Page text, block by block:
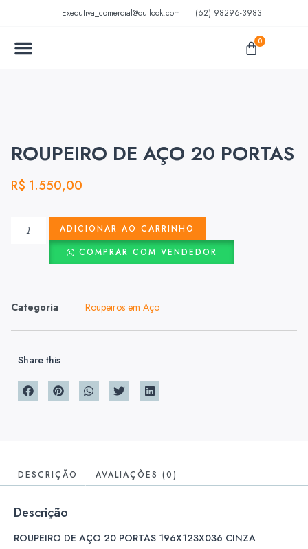
Executiva_comercial@outlook.com (62) 98296-3983
0
ROUPEIRO DE AÇO 20 PORTAS
R$ 1.550,00
ADICIONAR AO CARRINHO
COMPRAR COM VENDEDOR
Categoria Roupeiros em Aço
Share this
DESCRIÇÃO AVALIAÇÕES (0)
Descrição
ROUPEIRO DE AÇO 20 PORTAS 196X123X036 CINZA